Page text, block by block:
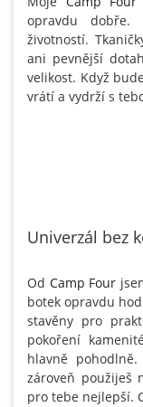
opravdu dobře.
životností.
ani pevnější
velikost. Když
vrátí a vydrží s
Univerzál bez
Od Camp Four
botek opravdu
stavěny pro
pokoření
hlavně
zároveň použiješ
pro tebe nejlepší.